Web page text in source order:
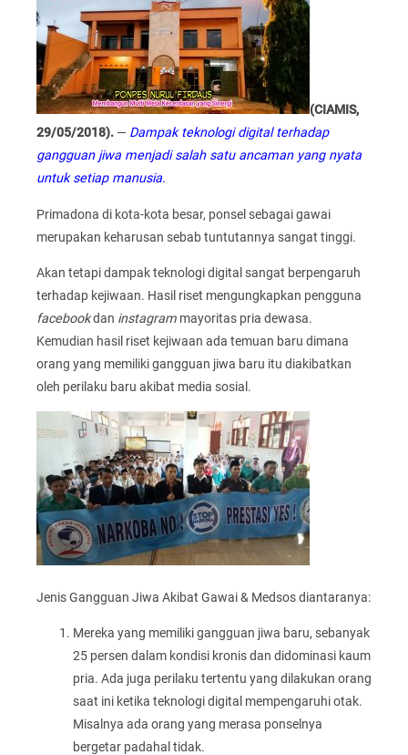
(CIAMIS,
29/05/2018). — Dampak teknologi digital terhadap
gangguan jiwa menjadi salah satu ancaman yang nyata
untuk setiap manusia.
Primadona di kota-kota besar, ponsel sebagai gawai
merupakan keharusan sebab tuntutannya sangat tinggi.
Akan tetapi dampak teknologi digital sangat berpengaruh
terhadap kejiwaan. Hasil riset mengungkapkan pengguna
facebookdan instagram mayoritas pria dewasa.
Kemudian hasil riset kejiwaan ada temuan baru dimana
orang yang memiliki gangguan jiwa baru itu diakibatkan
oleh perilaku baru akibat media sosial.
Jenis Gangguan Jiwa Akibat Gawai & Medsos diantaranya:
Mereka yang memiliki gangguan jiwa baru, sebanyak
25 persen dalam kondisi kronis dan didominasi kaum
pria. Ada juga perilaku tertentu yang dilakukan orang
saat ini ketika teknologi digital mempengaruhi otak.
Misalnya ada orang yang merasa ponselnya
bergetar padahal tidak.